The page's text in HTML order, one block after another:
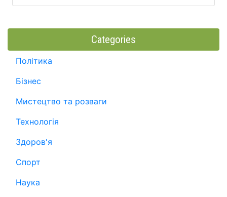
Categories
Політика
Бізнес
Мистецтво та розваги
Технологія
Здоров'я
Спорт
Наука